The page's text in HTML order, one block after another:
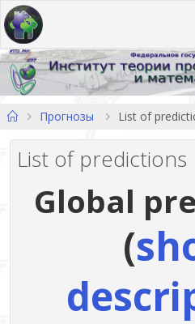
Перейти
к
содержимому
ГлавнаяПрогнозы List of
List of predictions
Global
(